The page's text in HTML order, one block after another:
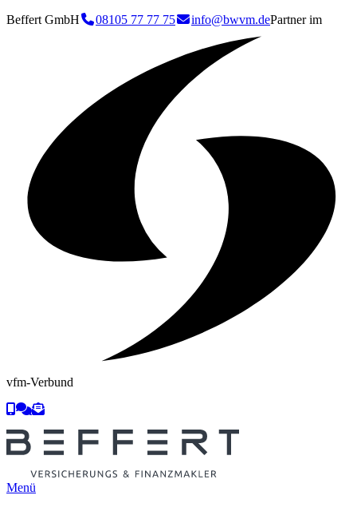
Beffert GmbH 08105 77 77 75 info@bwvm.dePartner im
vfm-Verbund

Menü